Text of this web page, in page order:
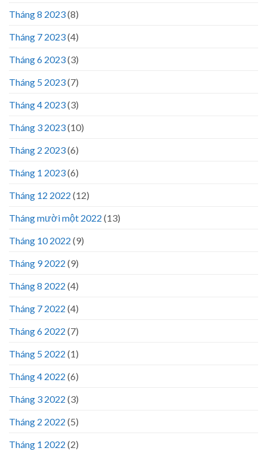
Tháng 8 2023(8)
Tháng 7 2023(4)
Tháng 6 2023(3)
Tháng 5 2023(7)
Tháng 4 2023(3)
Tháng 3 2023(10)
Tháng 2 2023(6)
Tháng 1 2023(6)
Tháng 12 2022 (12)
Tháng mười một 2022 (13)
Tháng 10 2022 (9)
Tháng 9 2022 (9)
Tháng 8 2022 (4)
Tháng 7 2022 (4)
Tháng 6 2022 (7)
Tháng 5 2022 (1)
Tháng 4 2022 (6)
Tháng 3 2022 (3)
Tháng 2 2022 (5)
Tháng 1 2022 (2)